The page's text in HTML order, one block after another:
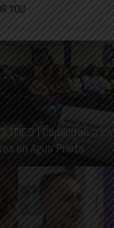
YOU
| Capacitan a
en Agua Prieta